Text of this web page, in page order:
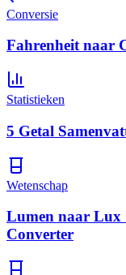
Conversie
Fahrenheit naar
Statistieken
5 Getal
Wetenschap
Lumen naar Lux
Converter